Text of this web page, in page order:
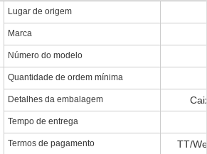
Lugar de origem
Marca
Número do modelo
Quantidade de ordem mínima
Detalhes da embalagem
Tempo de entrega
Termos de pagamento TT/